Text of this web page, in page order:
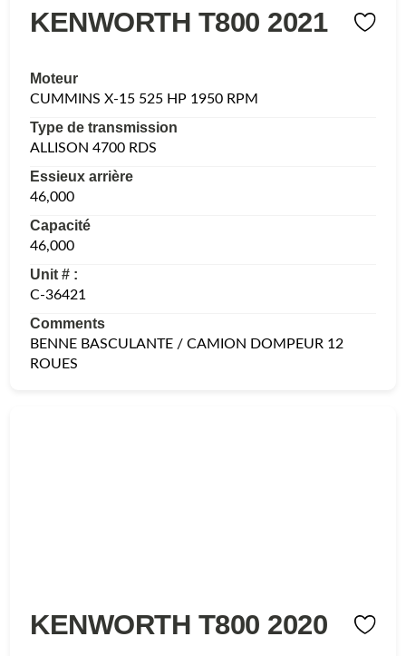
KENWORTH T800 2021
Moteur
CUMMINS X-15 525 HP 1950 RPM
Type de transmission
ALLISON 4700 RDS
Essieux arrière
46,000
Capacité
46,000
Unit # :
C-36421
Comments
BENNE BASCULANTE / CAMION DOMPEUR 12
ROUES
KENWORTH T800 2020